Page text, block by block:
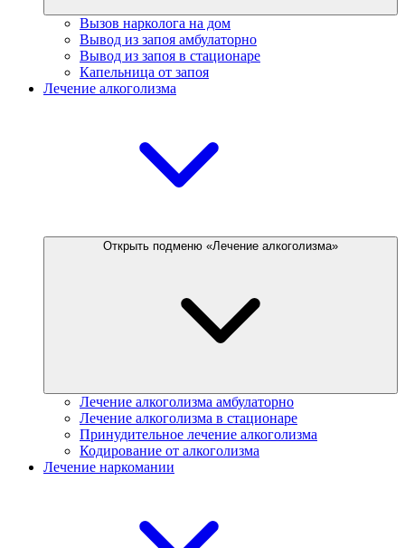
Вызов нарколога на дом
Вывод из запоя амбулаторно
Вывод из запоя в стационаре
Капельница от запоя
Лечение алкоголизма
Открыть подменю «Лечение алкоголизма»
Лечение алкоголизма амбулаторно
Лечение алкоголизма в стационаре
Принудительное лечение алкоголизма
Кодирование от алкоголизма
Лечение наркомании